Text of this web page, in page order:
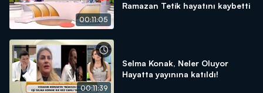
00:11:05
Ramazan Tetik hayatını kaybetti
00:11:39
Selma Konak, Neler Oluyor
Hayatta yayınına katıldı!